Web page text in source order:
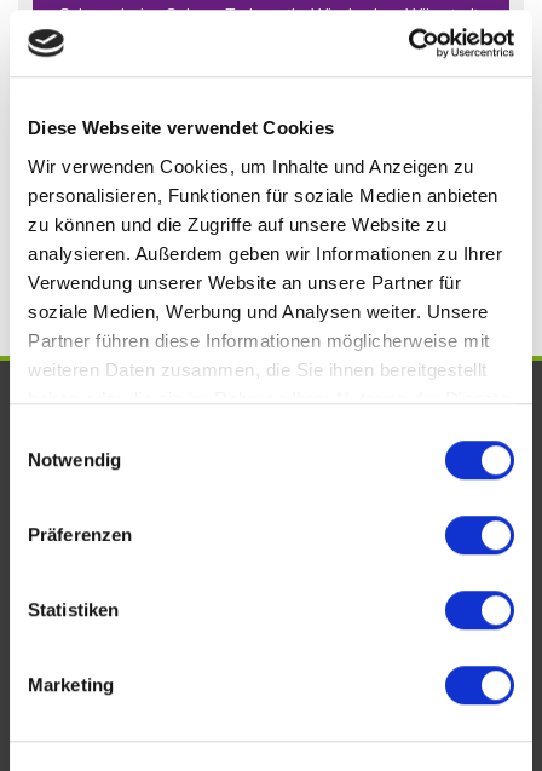
Diese Webseite verwendet Cookies
Wir verwenden Cookies, um Inhalte und Anzeigen zu
personalisieren, Funktionen für soziale Medien anbieten
zu können und die Zugriffe auf unsere Website zu
analysieren. Außerdem geben wir Informationen zu Ihrer
Verwendung unserer Website an unsere Partner für
soziale Medien, Werbung und Analysen weiter. Unsere
Partner führen diese Informationen möglicherweise mit
weiteren Daten zusammen, die Sie ihnen bereitgestellt
haben oder die sie im Rahmen Ihrer Nutzung der Dienste
Notwendig
Präferenzen
Statistiken
Marketing
Schornsheim Selzen Todenroth Wiesbaden Wörrstadt
Zornheim
Immobilien Bad Kreuznach
Hauskauf Bad Kreuznach
Immobilienkauf Bad Kreuznach
Einfamilienhaus Bad
Kreuznach
Einfamilienhäuser Bad Kreuznach
UNSERE AUSZEICHNUNGEN. WIR